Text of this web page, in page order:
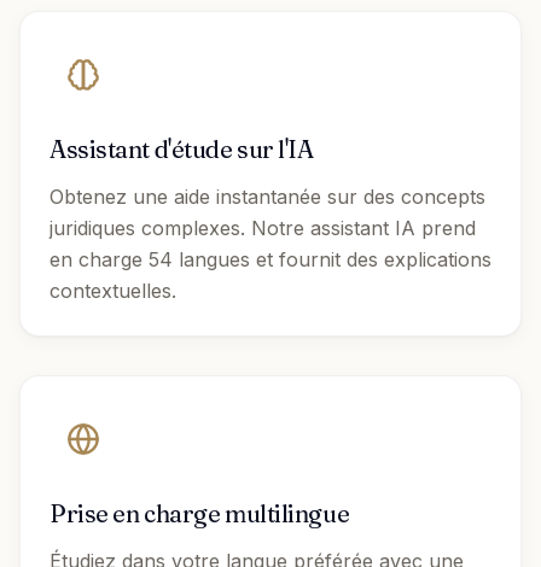
Assistant d'étude sur l'IA
Obtenez une aide instantanée sur des concepts
juridiques complexes. Notre assistant IA prend
en charge 54 langues et fournit des explications
contextuelles.
Prise en charge multilingue
Étudiez dans votre langue préférée avec une